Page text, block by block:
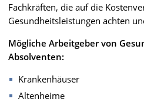
Fachkräften, die auf die
Gesundheitsleistungen achten
Mögliche Arbeitgeber von
Absolventen:
Krankenhäuser
Altenheime